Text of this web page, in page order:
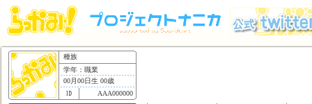
種族
学年：職業
00月00日生 00歳
AAA000000